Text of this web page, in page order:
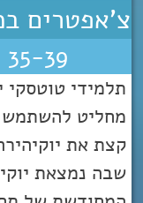
צ'אפטרים
35-39
תלמידי טוטסקי
מחליט להשתמש
קצת את
שבה נמצאת